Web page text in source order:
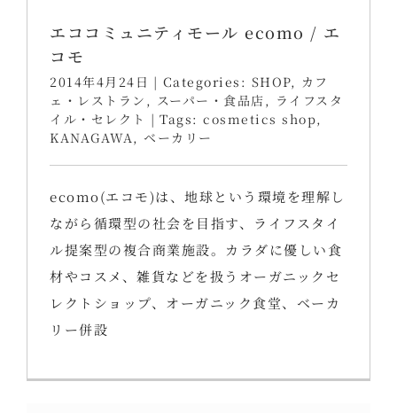
エココミュニティモール ecomo / エ
コモ
2014年4月24日 | Categories: SHOP, カフ
ェ・レストラン , スーパー・食品店 , ライフスタ
イル・セレクト | Tags: cosmetics shop,
KANAGAWA , ベーカリー
ecomo(エコモ)は、地球という環境を理解し
ながら循環型の社会を目指す、ライフスタイ
ル提案型の複合商業施設。カラダに優しい食
材やコスメ、雑貨などを扱うオーガニックセ
レクトショップ、オーガニック食堂、ベーカ
リー併設